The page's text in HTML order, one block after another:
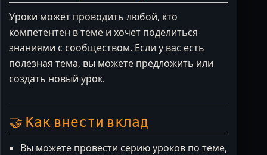
Уроки может проводить любой, кто
компетентен в теме и хочет поделиться
знаниями с сообществом. Если у вас есть
полезная тема, вы можете предложить или
создать новый урок.
🤝 Как внести вклад
Вы можете провести серию уроков по теме,